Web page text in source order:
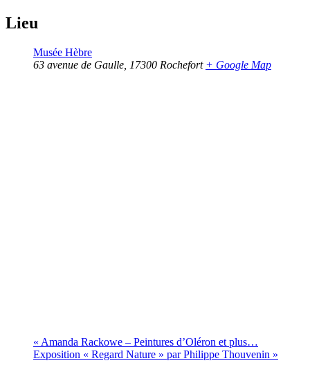
Lieu
Musée Hèbre
63 avenue de Gaulle 17300 Rochefort + Google Map
« Amanda Rackowe – Peintures d’Oléron et plus…
Exposition « Regard Nature » par Philippe Thouvenin »